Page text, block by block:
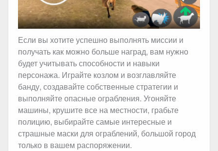
Если вы хотите успешно выполнять миссии и
получать как можно больше наград, вам нужно
будет учитывать способности и навыки
персонажа. Играйте козлом и возглавляйте
банду, создавайте собственные стратегии и
выполняйте опасные ограбления. Угоняйте
машины, крушите все на местности, грабьте
полицию, выбирайте самые интересные и
страшные маски для ограблений, большой город
только в вашем распоряжении.